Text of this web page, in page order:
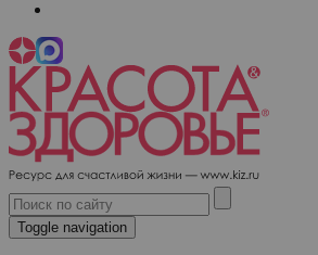
Toggle navigation